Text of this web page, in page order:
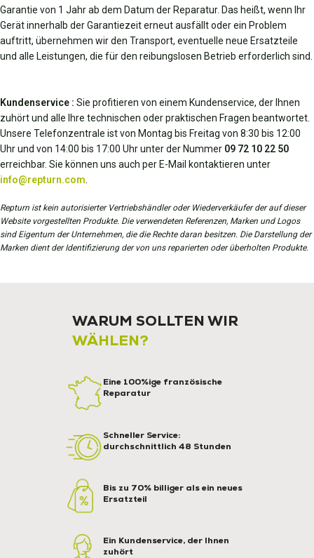
Garantie von 1 Jahr ab dem Datum der Reparatur. Das heißt, wenn Ihr
Gerät innerhalb der Garantiezeit erneut ausfällt oder ein Problem
auftritt, übernehmen wir den Transport, eventuelle neue Ersatzteile
und alle Leistungen, die für den reibungslosen Betrieb erforderlich sind.
Kundenservice : Sie profitieren von einem Kundenservice, der Ihnen
zuhört und alle Ihre technischen oder praktischen Fragen beantwortet.
Unsere Telefonzentrale ist von Montag bis Freitag von 8:30 bis 12:00
Uhr und von 14:00 bis 17:00 Uhr unter der Nummer 09 72 10 22 50
erreichbar. Sie können uns auch per E-Mail kontaktieren unter
info@repturn.com
Repturn ist kein autorisierter Vertriebshändler oder Wiederverkäufer der auf dieser
Website vorgestellten Produkte. Die verwendeten Referenzen, Marken und Logos
sind Eigentum der Unternehmen, die die Rechte daran besitzen. Die Darstellung der
Marken dient der Identifizierung der von uns reparierten oder überholten Produkte.
WARUM SOLLTEN WIR
WÄHLEN?
Eine 100%ige französische
Reparatur
Schneller Service:
durchschnittlich 48 Stunden
Bis zu 70% billiger als ein neues
Ersatzteil
Ein Kundenservice, der Ihnen
zuhört